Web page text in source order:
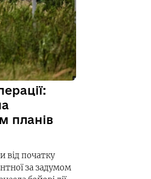
планів
від початку
за задумом